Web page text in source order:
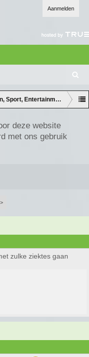
Aanmelden
oe
ke
n
Sport, Entertainment en
deze website
met ons gebruik
zulke ziektes gaan